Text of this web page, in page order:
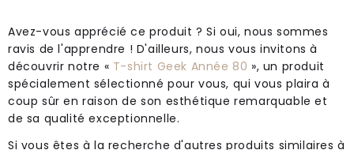
Avez-vous apprécié ce produit ? Si oui, nous sommes
ravis de l'apprendre ! D'ailleurs, nous vous invitons à
découvrir notre « T-shirt Geek Année 80 », un produit
spécialement sélectionné pour vous, qui vous plaira à
coup sûr en raison de son esthétique remarquable et
de sa qualité exceptionnelle.
Si vous êtes à la recherche d'autres produits similaires à